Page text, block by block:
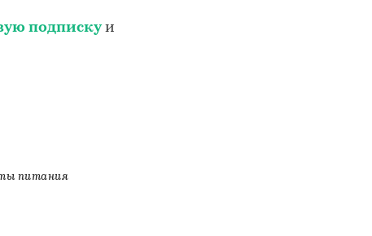
подпискуи
питания